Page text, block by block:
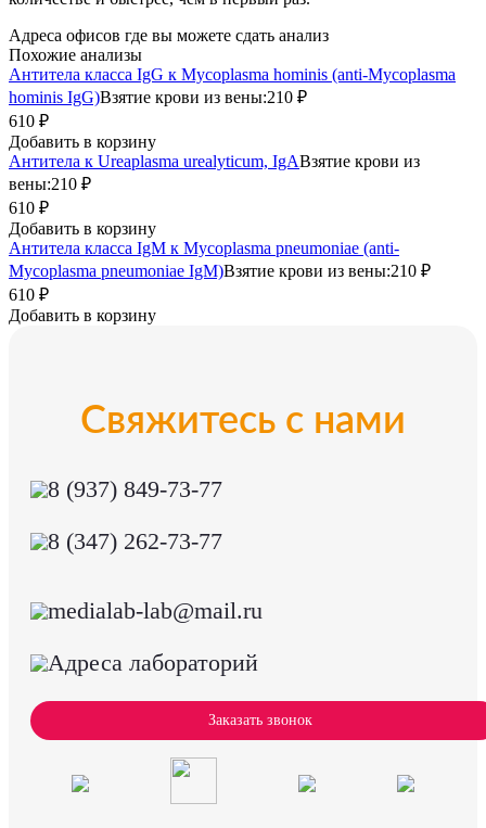
Адреса офисов где вы можете сдать анализ
Похожие анализы
Антитела класса IgG к Mycoplasma hominis (anti-Mycoplasma
hominis IgG)Взятие крови из вены:210 ₽
610 ₽
Добавить в корзину
Антитела к Ureaplasma urealyticum, IgAВзятие крови из
вены:210 ₽
610 ₽
Добавить в корзину
Антитела класса IgM к Mycoplasma pneumoniae (anti-
Mycoplasma pneumoniae IgM)Взятие крови из вены:210 ₽
610 ₽
Добавить в корзину
Свяжитесь с нами
8 (937) 849-73-77
8 (347) 262-73-77
medialab-lab@mail.ru
Адреса лабораторий
Заказать звонок